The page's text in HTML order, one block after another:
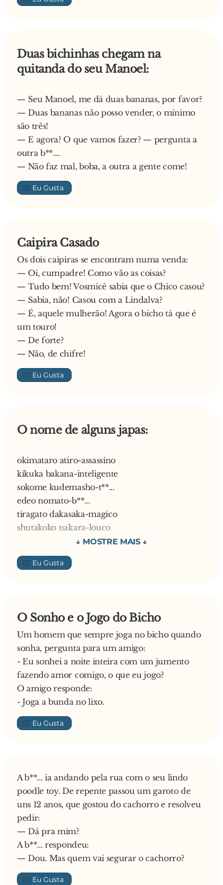
Duas bichinhas chegam na
quitanda do seu Manoel:
— Seu Manoel, me dá duas bananas, por favor?
— Duas bananas não posso vender, o mínimo
são três!
— E agora? O que vamos fazer? — pergunta a
outra b**....
— Não faz mal, boba, a outra a gente come!
👍🏼
Caipira Casado
Os dois caipiras se encontram numa venda:
— Oi, cumpadre! Como vão as coisas?
— Tudo bem! Vosmicê sabia que o Chico casou?
— Sabia, não! Casou com a Lindalva?
— É, aquele mulherão! Agora o bicho tá que é
um touro!
— De forte?
— Não, de chifre!
👍🏼
O nome de alguns japas:
okimataro atiro-assassino
kikuka bakana-inteligente
sokome kudemasho-t**...
edeo nomato-b**...
tiragato dakasaka-magico
shutakoko nakara-louco
doe eukuro-mèdico
fugiro nakombi-assaltante
sokaga nakama-porco
👍🏼
O Sonho e o Jogo do Bicho
Um homem que sempre joga no bicho quando
sonha, pergunta para um amigo:
- Eu sonhei a noite inteira com um jumento
fazendo amor comigo, o que eu jogo?
O amigo responde:
- Joga a bunda no lixo.
👍🏼
A b**... ia andando pela rua com o seu lindo
poodle toy. De repente passou um garoto de
uns 12 anos, que gostou do cachorro e resolveu
pedir:
— Dá pra mim?
A b**... respondeu:
— Dou. Mas quem vai segurar o cachorro?
👍🏼